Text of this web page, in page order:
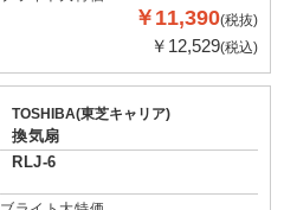
￥11,390(税抜)
￥12,529(税込)
TOSHIBA(東芝キャリア)
換気扇
RLJ-6